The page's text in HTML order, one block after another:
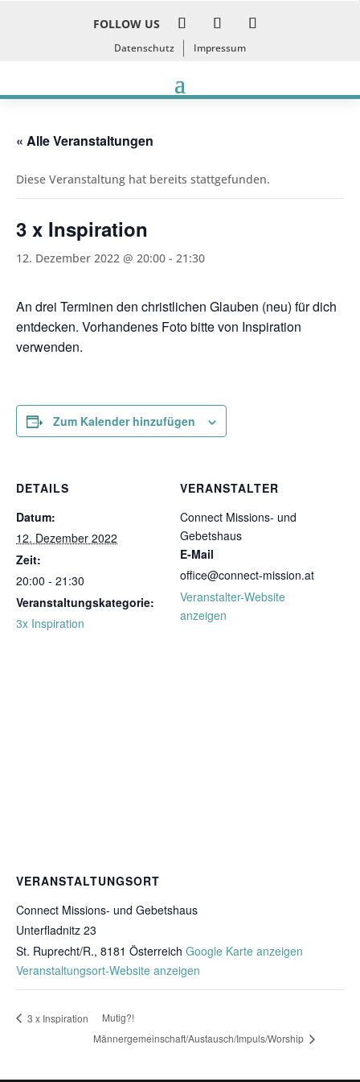
FOLLOW US
Datenschutz Impressum
« Alle Veranstaltungen
Diese Veranstaltung hat bereits stattgefunden.
3 x Inspiration
12. Dezember 2022 @ 20:00 - 21:30
An drei Terminen den christlichen Glauben (neu) für dich
entdecken. Vorhandenes Foto bitte von Inspiration
verwenden.
Zum Kalender hinzufügen
DETAILS
Datum:
12. Dezember 2022
Zeit:
20:00 - 21:30
Veranstaltungskategorie:
3x Inspiration
VERANSTALTER
Connect Missions- und
Gebetshaus
E-Mail
office@connect-mission.at
Veranstalter-Website
anzeigen
VERANSTALTUNGSORT
Connect Missions- und Gebetshaus
Unterfladnitz 23
St. Ruprecht/R., 8181 Österreich Google Karte anzeigen
Veranstaltungsort-Website anzeigen
3 x Inspiration
Mutig?!
Männergemeinschaft/Austausch/Impuls/Worship